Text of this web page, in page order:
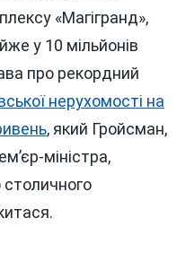
«Магігранд»,
у 10 мільйонів
про рекордний
нерухомості на
, який Гройсман,
міністра,